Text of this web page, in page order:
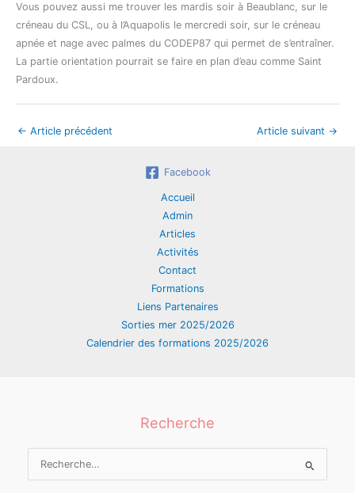
Vous pouvez aussi me trouver les mardis soir à Beaublanc, sur le
créneau du CSL, ou à l’Aquapolis le mercredi soir, sur le créneau
apnée et nage avec palmes du CODEP87 qui permet de s’entraîner.
La partie orientation pourrait se faire en plan d’eau comme Saint
Pardoux.
← Article précédent Article suivant →
Facebook
Accueil
Admin
Articles
Activités
Contact
Formations
Liens Partenaires
Sorties mer 2025/2026
Calendrier des formations 2025/2026
Recherche